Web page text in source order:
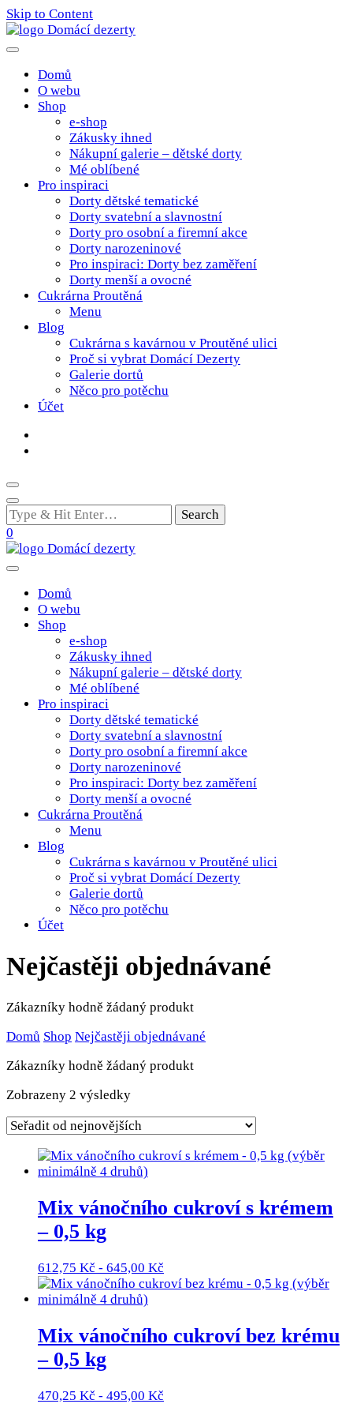
Skip to Content
domacidezerty.cz
Domů
O webu
Shop
e-shop
Zákusky ihned
Nákupní galerie – dětské dorty
Mé oblíbené
Pro inspiraci
Dorty dětské tematické
Dorty svatební a slavnostní
Dorty pro osobní a firemní akce
Dorty narozeninové
Pro inspiraci: Dorty bez zaměření
Dorty menší a ovocné
Cukrárna Proutěná
Menu
Blog
Cukrárna s kavárnou v Proutěné ulici
Proč si vybrat Domácí Dezerty
Galerie dortů
Něco pro potěchu
Účet
Looking
for
Something?
0
domacidezerty.cz
Domů
O webu
Shop
e-shop
Zákusky ihned
Nákupní galerie – dětské dorty
Mé oblíbené
Pro inspiraci
Dorty dětské tematické
Dorty svatební a slavnostní
Dorty pro osobní a firemní akce
Dorty narozeninové
Pro inspiraci: Dorty bez zaměření
Dorty menší a ovocné
Cukrárna Proutěná
Menu
Blog
Cukrárna s kavárnou v Proutěné ulici
Proč si vybrat Domácí Dezerty
Galerie dortů
Něco pro potěchu
Účet
Nejčastěji objednávané
Zákazníky hodně žádaný produkt
Domů Shop Nejčastěji objednávané
Zákazníky hodně žádaný produkt
Zobrazeny 2 výsledkySeřazeno
nejnovějších
Mix vánočního cukroví s krémem
– 0,5 kg
612,75 Kč - 645,00 Kč
Mix vánočního cukroví bez krému
– 0,5 kg
470,25 Kč - 495,00 Kč